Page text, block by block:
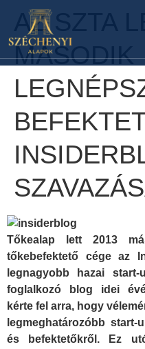
AZ SZTA
MÁSODIK
Tőkealap lett 2013
tőkebefektető cége az
legnagyobb hazai start-
foglalkozó blog idei
kérte fel arra, hogy
legmeghatározóbb start-
és befektetőkről. Ez